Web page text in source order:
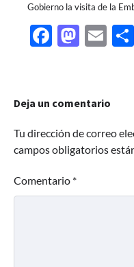
Gobierno la visita de la
Facebook
Deja un comentario
Tu dirección de correo
campos obligatorios
Comentario *